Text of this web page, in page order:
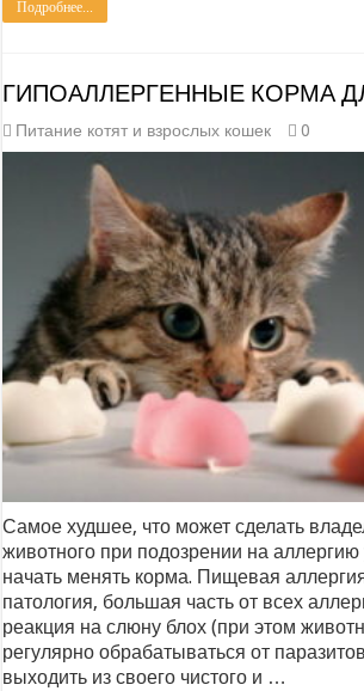
Подробнее...
ГИПОАЛЛЕРГЕННЫЕ КОРМА
Питание котят и взрослых кошек 0
Самое худшее, что может сделать
животного при подозрении на
начать менять корма. Пищевая
патология, большая часть от всех
реакция на слюну блох (при этом
регулярно обрабатываться от
выходить из своего чистого и …